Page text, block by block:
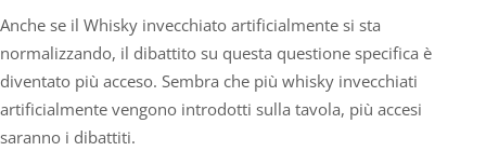
Anche se il Whisky invecchiato artificialmente si sta
normalizzando, il dibattito su questa questione specifica è
diventato più acceso. Sembra che più whisky invecchiati
artificialmente vengono introdotti sulla tavola, più accesi
saranno i dibattiti.